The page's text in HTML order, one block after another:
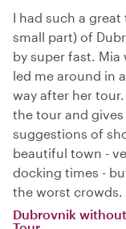
I had such a
small part) of
by super fast.
led me around in
way after her
the tour and
suggestions of
beautiful town -
docking times -
the worst crowds.
Dubrovnik